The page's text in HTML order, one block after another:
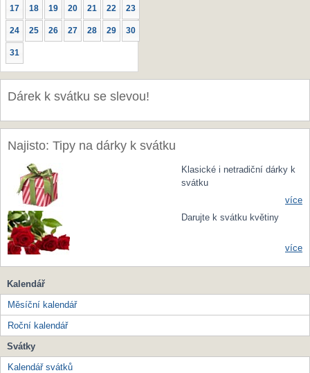
17 18 19 20 21 22 23
24 25 26 27 28 29 30
31
Dárek k svátku se slevou!
Najisto: Tipy na dárky k svátku
Klasické i netradiční dárky k
svátku
více
Darujte k svátku květiny
více
Kalendář
Měsíční kalendář
Roční kalendář
Svátky
Kalendář svátků